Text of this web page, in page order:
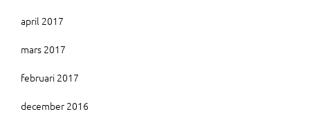
april 2017
mars 2017
februari 2017
december 2016